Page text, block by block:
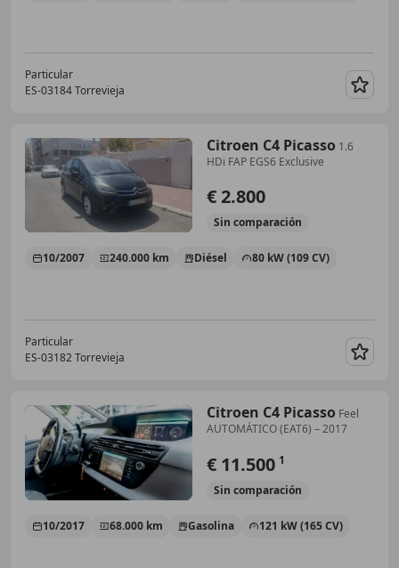
Particular
ES-03184 Torrevieja
Citroen C4 Picasso 1.6
HDi FAP EGS6 Exclusive
€ 2.800
Sin comparación
10/2007 240.000 km Diésel 80 kW (109 CV)
Particular
ES-03182 Torrevieja
Citroen C4 Picasso Feel
AUTOMÁTICO (EAT6) – 2017
€ 11.500 1
Sin comparación
10/2017 68.000 km Gasolina 121 kW (165 CV)